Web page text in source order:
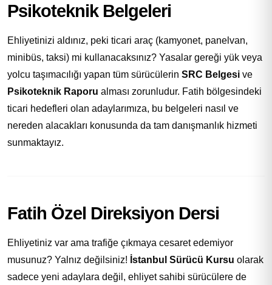
Psikoteknik Belgeleri
Ehliyetinizi aldınız, peki ticari araç (kamyonet, panelvan,
minibüs, taksi) mi kullanacaksınız? Yasalar gereği yük veya
yolcu taşımacılığı yapan tüm sürücülerin SRC Belgesi ve
Psikoteknik Raporu alması zorunludur. Fatih bölgesindeki
ticari hedefleri olan adaylarımıza, bu belgeleri nasıl ve
nereden alacakları konusunda da tam danışmanlık hizmeti
sunmaktayız.
Fatih Özel Direksiyon Dersi
Ehliyetiniz var ama trafiğe çıkmaya cesaret edemiyor
musunuz? Yalnız değilsiniz! İstanbul Sürücü Kursu olarak
sadece yeni adaylara değil, ehliyet sahibi sürücülere de